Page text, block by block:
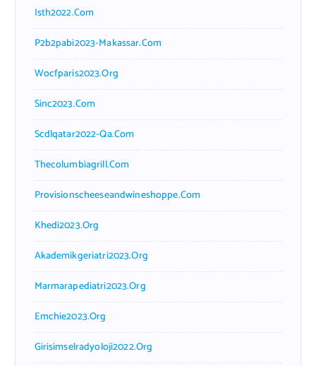
Isth2022.com
P2b2pabi2023-Makassar.com
Wocfparis2023.org
Sinc2023.com
Scdlqatar2022-Qa.com
Thecolumbiagrill.com
Provisionscheeseandwineshoppe.com
Khedi2023.org
Akademikgeriatri2023.org
Marmarapediatri2023.org
Emchie2023.org
Girisimselradyoloji2022.org